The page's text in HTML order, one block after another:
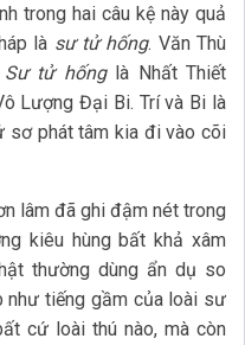
trong hai câu kệ này quả
là sư tử hống. Văn Thù
Sư tử hống là Nhất Thiết
Lượng Đại Bi. Trí và Bi là
sơ phát tâm kia đi vào cõi
lâm đã ghi đậm nét trong
kiêu hùng bất khả xâm
thường dùng ẩn dụ so
như tiếng gầm của loài sư
cứ loài thú nào, mà còn